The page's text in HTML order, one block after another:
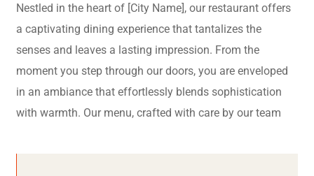
Nestled in the heart of [City Name], our restaurant offers
a captivating dining experience that tantalizes the
senses and leaves a lasting impression. From the
moment you step through our doors, you are enveloped
in an ambiance that effortlessly blends sophistication
with warmth. Our menu, crafted with care by our team